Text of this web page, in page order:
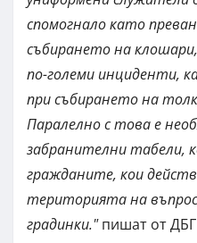
спомогнало като
събирането на
по-големи инциденти,
при събирането на
Паралелно с това е
забранителни табели,
гражданите, кои
територията на
градинки."пишат от